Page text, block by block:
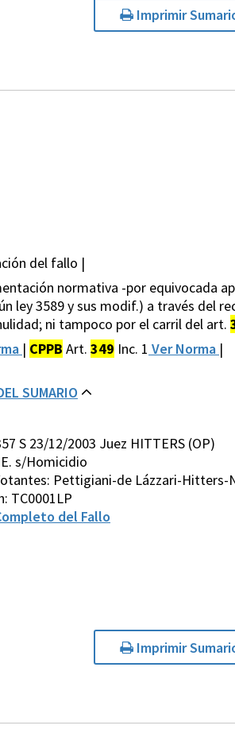
Imprimir
del fallo |
normativa -por equivocada
ley 3589 y sus modif.) a través del
ni tampoco por el carril del art.
| CPPB Art. 349 Inc. 1 Ver Norma |
SUMARIO
S 23/12/2003 Juez HITTERS (OP)
s/Homicidio
Pettigiani-de Lázzari-Hitters-
TC0001LP
del Fallo
Imprimir